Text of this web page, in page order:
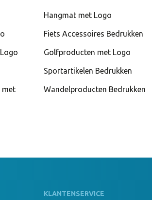
met
Hangmat met Logo
Fiets Accessoires Bedrukken
Golfproducten met Logo
Sportartikelen Bedrukken
Wandelproducten Bedrukken
KLANTENSERVICE